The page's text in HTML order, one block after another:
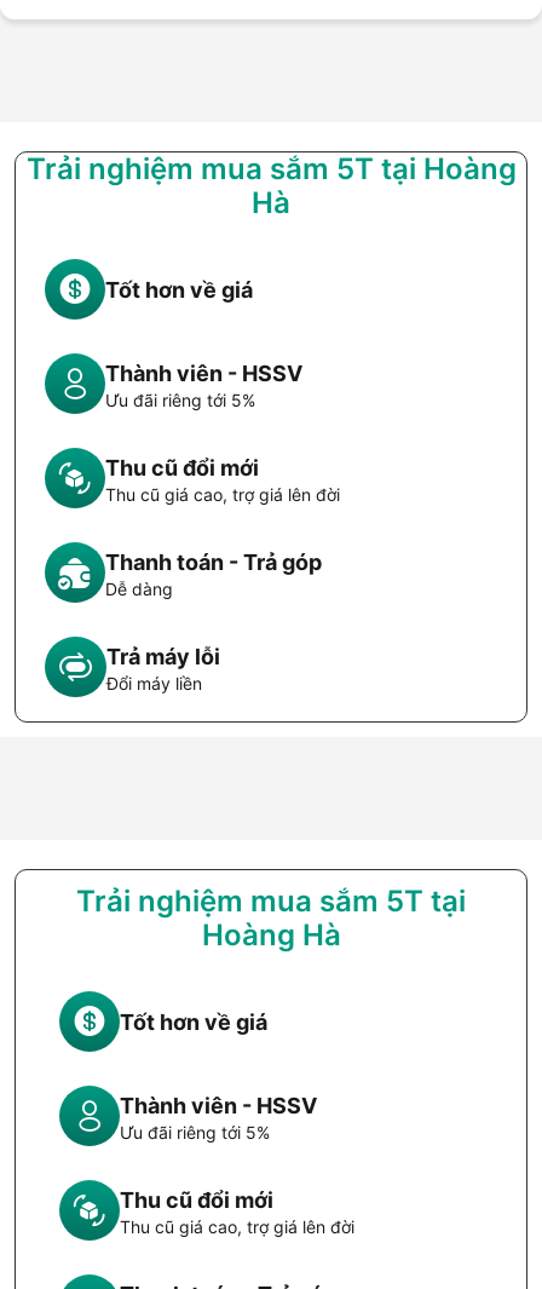
Trải nghiệm mua sắm 5T tại Hoàng
Hà
Tốt hơn về giá
Thành viên - HSSV
Ưu đãi riêng tới 5%
Thu cũ đổi mới
Thu cũ giá cao, trợ giá lên đời
Thanh toán - Trả góp
Dễ dàng
Trả máy lỗi
Đổi máy liền
Trải nghiệm mua sắm 5T tại
Hoàng Hà
Tốt hơn về giá
Thành viên - HSSV
Ưu đãi riêng tới 5%
Thu cũ đổi mới
Thu cũ giá cao, trợ giá lên đời